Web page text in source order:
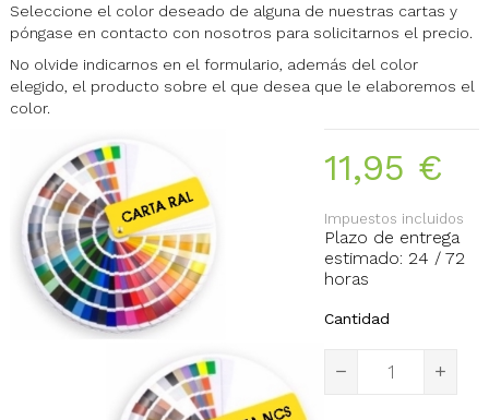
Seleccione el color deseado de alguna de nuestras cartas y
póngase en contacto con nosotros para solicitarnos el precio.
No olvide indicarnos en el formulario, además del color
elegido, el producto sobre el que desea que le elaboremos el
color.
11,95 €
Impuestos incluidos
Plazo de entrega
estimado: 24 / 72
horas
Cantidad